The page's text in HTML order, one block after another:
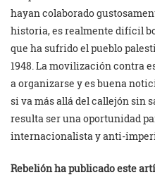
hayan colaborado
historia, es realmente difícil
que ha sufrido el pueblo
1948. La movilización contra
a organizarse y es buena
si va más allá del callejón sin
resulta ser una oportunidad
internacionalista y anti-
Rebelión ha publicado este